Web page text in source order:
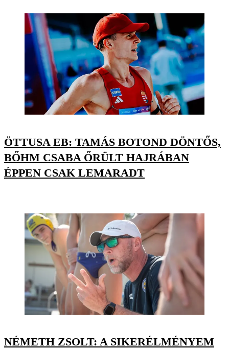
ÖTTUSA EB: TAMÁS BOTOND DÖNTŐS,
BŐHM CSABA ŐRÜLT HAJRÁBAN
ÉPPEN CSAK LEMARADT
NÉMETH ZSOLT: A SIKERÉLMÉNYEM